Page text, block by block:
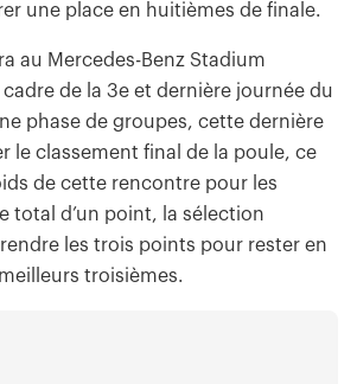
une place en huitièmes de finale.
au Mercedes-Benz Stadium
cadre de la 3e et dernière journée du
phase de groupes, cette dernière
le classement final de la poule, ce
de cette rencontre pour les
total d’un point, la sélection
les trois points pour rester en
troisièmes.